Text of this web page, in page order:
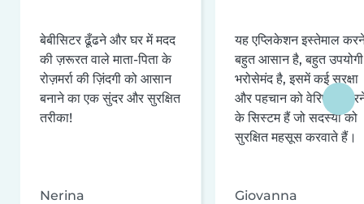
बेबीसिटर ढूँढने और घर में मदद
की ज़रूरत वाले माता-पिता के
रोज़मर्रा की ज़िंदगी को आसान
बनाने का एक सुंदर और सुरक्षित
तरीका!
Nerina
यह एप्लिकेशन इस्तेमाल
बहुत आसान है, बहुत
भरोसेमंद है, इसमें कई सुरक्षा
और पहचान को वेरिफ़ाई
के सिस्टम हैं जो सदस्यों को
सुरक्षित महसूस करवाते हैं।
Giovanna